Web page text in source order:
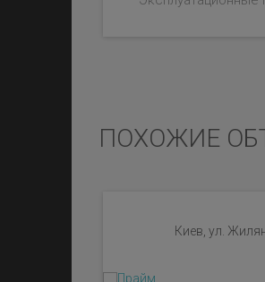
ПОХОЖИЕ
Киев, ул.